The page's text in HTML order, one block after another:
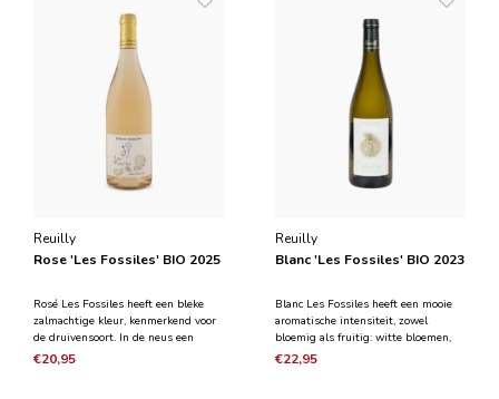
Reuilly
Rose 'Les Fossiles' BIO 2025
Rosé Les Fossiles heeft een bleke
zalmachtige kleur, kenmerkend voor
de druivensoort. In de neus een
mooie aromatische intensiteit met
€20,95
Reuilly
Blanc 'Les Fossiles' BIO 2023
Blanc Les Fossiles heeft een mooie
aromatische intensiteit, zowel
bloemig als fruitig: witte bloemen,
citrusvruchten en lichte
€22,95